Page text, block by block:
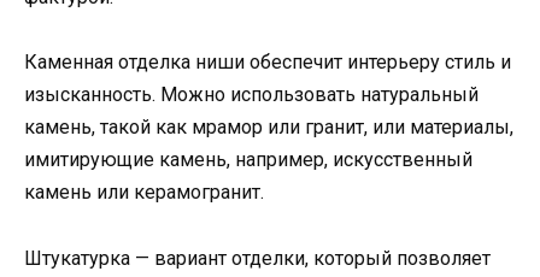
Каменная отделка ниши обеспечит интерьеру стиль и
изысканность. Можно использовать натуральный
камень, такой как мрамор или гранит, или материалы,
имитирующие камень, например, искусственный
камень или керамогранит.
Штукатурка — вариант отделки, который позволяет